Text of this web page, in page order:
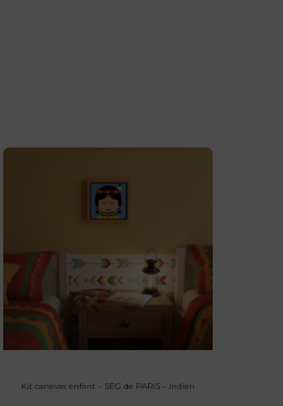
Kit canevas enfant – SEG de PARIS – Indien